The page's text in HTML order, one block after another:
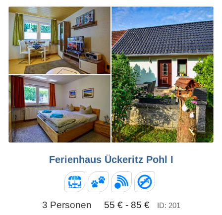
Ferienhaus Ückeritz Pohl I
3 Personen 55 € - 85 € ID: 201